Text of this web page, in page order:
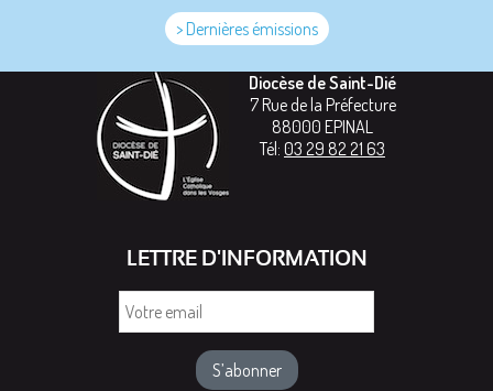
> Dernières émissions
Diocèse de Saint-Dié
7 Rue de la Préfecture
88000 EPINAL
Tél: 03 29 82 21 63
LETTRE D'INFORMATION